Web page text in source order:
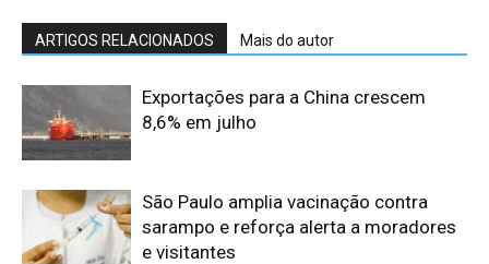
ARTIGOS RELACIONADOS Mais do autor
Exportações para a China crescem
8,6% em julho
São Paulo amplia vacinação contra
sarampo e reforça alerta a moradores
e visitantes